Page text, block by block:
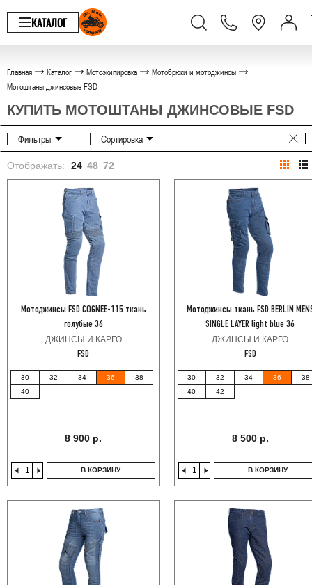
КАТАЛОГ
Главная Каталог Мотоэкипировка
Мотобрюки и мотоджинсы
Мотоштаны джинсовые FSD
КУПИТЬ МОТОШТАНЫ ДЖИНСОВЫЕ FSD
Фильтры Сортировка
Отображать: 24 48 72
Мотоджинсы FSD COGNEE-115 ткань
голубые 36
ДЖИНСЫ И КАРГО
FSD
30 32 34 36
38
40
8 900 р.
В КОРЗИНУ
Мотоджинсы ткань FSD BERLIN
SINGLE LAYER light blue 36
ДЖИНСЫ И КАРГО
FSD
30 32 34 36
38
40
42
8 500 р.
В КОРЗИНУ